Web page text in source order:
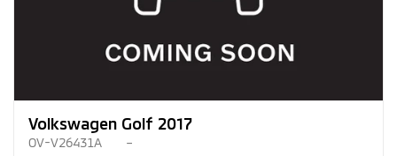
Volkswagen Golf 2017
OV-V26431A –